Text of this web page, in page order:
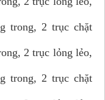
trong, 2 trục chặt
2 trục lỏng lẻo,
trong, 2 trục chặt